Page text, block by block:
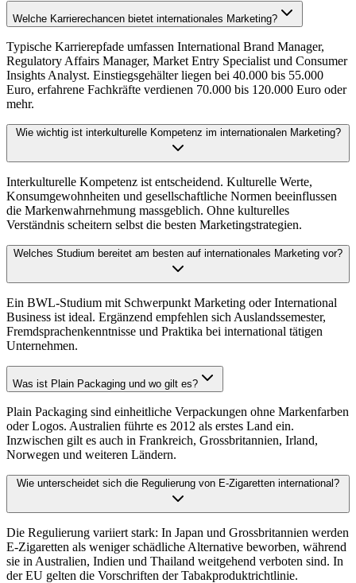
Welche Karrierechancen bietet internationales Marketing?
Typische Karrierepfade umfassen International Brand Manager,
Regulatory Affairs Manager, Market Entry Specialist und Consumer
Insights Analyst. Einstiegsgehälter liegen bei 40.000 bis 55.000
Euro, erfahrene Fachkräfte verdienen 70.000 bis 120.000 Euro oder
mehr.
Wie wichtig ist interkulturelle Kompetenz im internationalen Marketing?
Interkulturelle Kompetenz ist entscheidend. Kulturelle Werte,
Konsumgewohnheiten und gesellschaftliche Normen beeinflussen
die Markenwahrnehmung massgeblich. Ohne kulturelles
Verständnis scheitern selbst die besten Marketingstrategien.
Welches Studium bereitet am besten auf internationales Marketing vor?
Ein BWL-Studium mit Schwerpunkt Marketing oder International
Business ist ideal. Ergänzend empfehlen sich Auslandssemester,
Fremdsprachenkenntnisse und Praktika bei international tätigen
Unternehmen.
Was ist Plain Packaging und wo gilt es?
Plain Packaging sind einheitliche Verpackungen ohne Markenfarben
oder Logos. Australien führte es 2012 als erstes Land ein.
Inzwischen gilt es auch in Frankreich, Grossbritannien, Irland,
Norwegen und weiteren Ländern.
Wie unterscheidet sich die Regulierung von E-Zigaretten international?
Die Regulierung variiert stark: In Japan und Grossbritannien werden
E-Zigaretten als weniger schädliche Alternative beworben, während
sie in Australien, Indien und Thailand weitgehend verboten sind. In
der EU gelten die Vorschriften der Tabakproduktrichtlinie.